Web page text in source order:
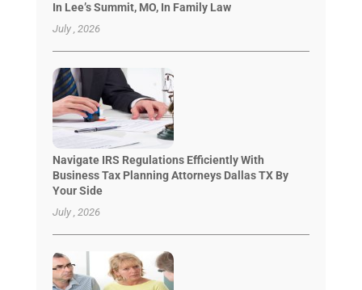
In Lee’s Summit, MO, In Family Law
July , 2026
Navigate IRS Regulations Efficiently With
Business Tax Planning Attorneys Dallas TX By
Your Side
July , 2026